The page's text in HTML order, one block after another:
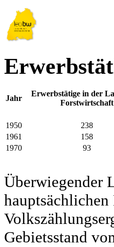
Jahr
Erwerbstätige in der
Forstwirtschaft
1950 238
1961
158
1970
93
Überwiegender
Gebietsstand